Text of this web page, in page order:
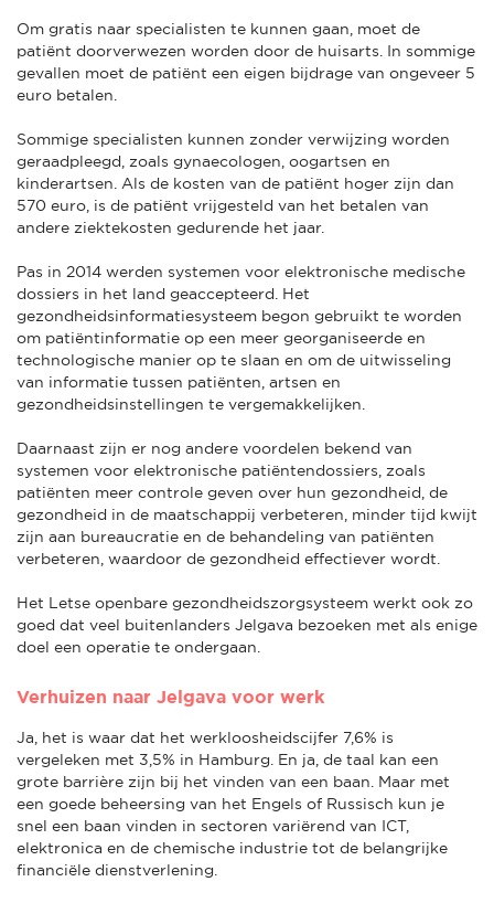
Om gratis naar specialisten te kunnen gaan, moet de
patiënt doorverwezen worden door de huisarts. In sommige
gevallen moet de patiënt een eigen bijdrage van ongeveer 5
euro betalen.
Sommige specialisten kunnen zonder verwijzing worden
geraadpleegd, zoals gynaecologen, oogartsen en
kinderartsen. Als de kosten van de patiënt hoger zijn dan
570 euro, is de patiënt vrijgesteld van het betalen van
andere ziektekosten gedurende het jaar.
Pas in 2014 werden systemen voor elektronische medische
dossiers in het land geaccepteerd. Het
gezondheidsinformatiesysteem begon gebruikt te worden
om patiëntinformatie op een meer georganiseerde en
technologische manier op te slaan en om de uitwisseling
van informatie tussen patiënten, artsen en
gezondheidsinstellingen te vergemakkelijken.
Daarnaast zijn er nog andere voordelen bekend van
systemen voor elektronische patiëntendossiers, zoals
patiënten meer controle geven over hun gezondheid, de
gezondheid in de maatschappij verbeteren, minder tijd kwijt
zijn aan bureaucratie en de behandeling van patiënten
verbeteren, waardoor de gezondheid effectiever wordt.
Het Letse openbare gezondheidszorgsysteem werkt ook zo
goed dat veel buitenlanders Jelgava bezoeken met als enige
doel een operatie te ondergaan.
Verhuizen naar Jelgava voor werk
Ja, het is waar dat het werkloosheidscijfer 7,6% is
vergeleken met 3,5% in Hamburg. En ja, de taal kan een
grote barrière zijn bij het vinden van een baan. Maar met
een goede beheersing van het Engels of Russisch kun je
snel een baan vinden in sectoren variërend van ICT,
elektronica en de chemische industrie tot de belangrijke
financiële dienstverlening.